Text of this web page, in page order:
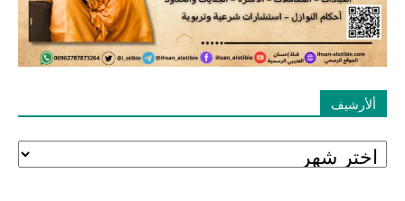
ألأرشيف
ألأرشيف